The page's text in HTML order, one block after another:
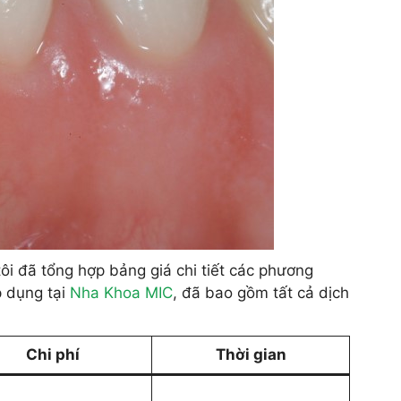
đã tổng hợp bảng giá chi tiết các phương
dụng tại Nha Khoa MIC, đã bao gồm tất cả dịch
Chi phí Thời gian